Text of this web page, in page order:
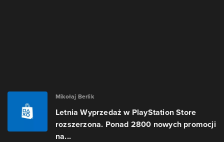
Mikołaj Berlik
Letnia Wyprzedaż w PlayStation Store
rozszerzona. Ponad 2800 nowych promocji
na...